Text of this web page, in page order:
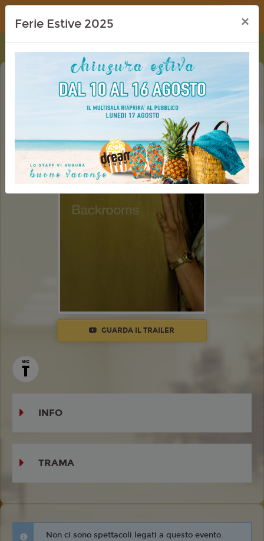
Dream Cinema
BACKROOMS
GUARDA IL TRAILER
INFO
TRAMA
Non ci sono spettacoli legati a questo evento.
Ferie Estive 2025 ×